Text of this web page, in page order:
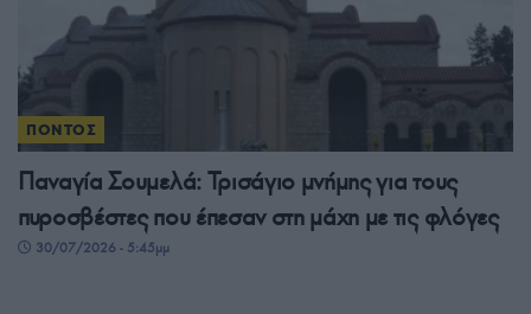
ΠΟΝΤΟΣ
Παναγία Σουμελά: Τρισάγιο μνήμης για τους
πυροσβέστες που έπεσαν στη μάχη με τις φλόγες
30/07/2026 - 5:45μμ